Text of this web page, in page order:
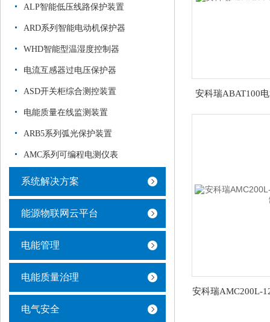
ALP智能低压线路保护装置
ARD系列智能电动机保护器
WHD智能型温湿度控制器
电流互感器过电压保护器
ASD开关柜综合测控装置
电能质量在线监测装置
ARB5系列弧光保护装置
AMC系列可编程电测仪表
系统解决方案
能源物联网云平台
电能管理
电能质量治理
电气安全
安科瑞ABAT100